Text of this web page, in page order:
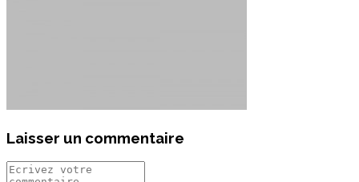
Laisser un commentaire